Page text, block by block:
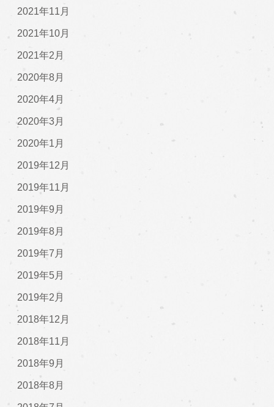
2021年11月
2021年10月
2021年2月
2020年8月
2020年4月
2020年3月
2020年1月
2019年12月
2019年11月
2019年9月
2019年8月
2019年7月
2019年5月
2019年2月
2018年12月
2018年11月
2018年9月
2018年8月